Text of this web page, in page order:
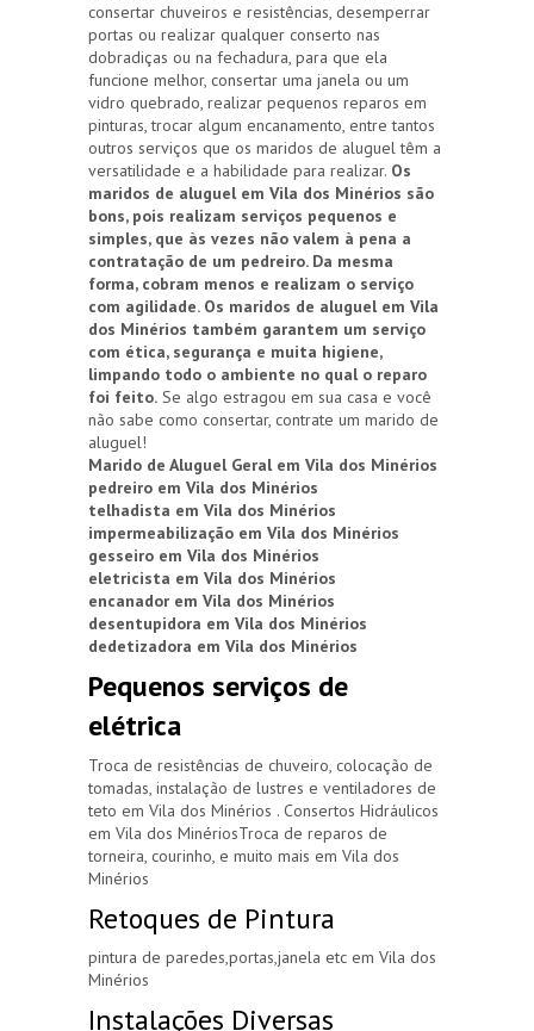
consertar chuveiros e resistências, desemperrar
portas ou realizar qualquer conserto nas
dobradiças ou na fechadura, para que ela
funcione melhor, consertar uma janela ou um
vidro quebrado, realizar pequenos reparos em
pinturas, trocar algum encanamento, entre tantos
outros serviços que os maridos de aluguel têm a
versatilidade e a habilidade para realizar. Os
maridos de aluguel em Vila dos Minérios são
bons, pois realizam serviços pequenos e
simples, que às vezes não valem à pena a
contratação de um pedreiro. Da mesma
forma, cobram menos e realizam o serviço
com agilidade. Os maridos de aluguel em Vila
dos Minérios também garantem um serviço
com ética, segurança e muita higiene,
limpando todo o ambiente no qual o reparo
foi feito. Se algo estragou em sua casa e você
não sabe como consertar, contrate um marido de
aluguel!
Marido de Aluguel Geral em Vila dos Minérios
pedreiro em Vila dos Minérios
telhadista em Vila dos Minérios
impermeabilização em Vila dos Minérios
gesseiro em Vila dos Minérios
eletricista em Vila dos Minérios
encanador em Vila dos Minérios
desentupidora em Vila dos Minérios
dedetizadora em Vila dos Minérios
Pequenos serviços de
elétrica
Troca de resistências de chuveiro, colocação de
tomadas, instalação de lustres e ventiladores de
teto em Vila dos Minérios . Consertos Hidráulicos
em Vila dos MinériosTroca de reparos de
torneira, courinho, e muito mais em Vila dos
Minérios
Retoques de Pintura
pintura de paredes,portas,janela etc em Vila dos
Minérios
Instalações Diversas